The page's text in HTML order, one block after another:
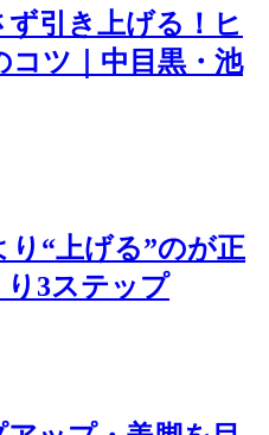
引き上げる！ヒ
コツ｜中目黒・池
“上げる”のが正
3ステップ